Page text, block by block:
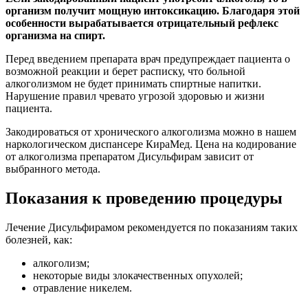
организм получит мощную интоксикацию. Благодаря этой
особенности вырабатывается отрицательный рефлекс
организма на спирт.
Перед введением препарата врач предупреждает пациента о
возможной реакции и берет расписку, что больной
алкоголизмом не будет принимать спиртные напитки.
Нарушение правил чревато угрозой здоровью и жизни
пациента.
Закодироваться от хронического алкоголизма можно в нашем
наркологическом диспансере КираМед. Цена на кодирование
от алкоголизма препаратом Дисульфирам зависит от
выбранного метода.
Показания к проведению процедуры
Лечение Дисульфирамом рекомендуется по показаниям таких
болезней, как:
алкоголизм;
некоторые виды злокачественных опухолей;
отравление никелем.